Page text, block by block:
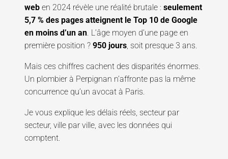
web en 2024 révèle une réalité brutale : seulement
5,7 % des pages atteignent le Top 10 de Google
en moins d’un an. L’âge moyen d’une page en
première position ? 950 jours, soit presque 3 ans.
Mais ces chiffres cachent des disparités énormes.
Un plombier à Perpignan n’affronte pas la même
concurrence qu’un avocat à Paris.
Je vous explique les délais réels, secteur par
secteur, ville par ville, avec les données qui
comptent.